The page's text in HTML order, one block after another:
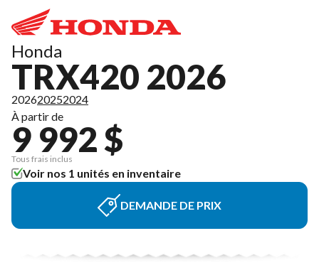
Honda
TRX420 2026
202620252024
À partir de
9 992 $
Tous frais inclus
Voir nos 1 unités en inventaire
DEMANDE DE PRIX